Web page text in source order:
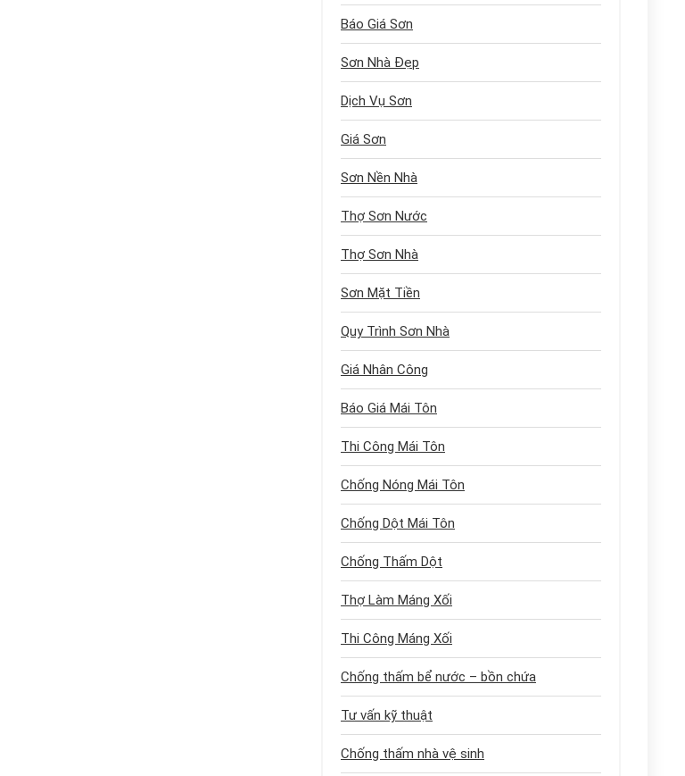
Báo Giá Sơn
Sơn Nhà Đẹp
Dịch Vụ Sơn
Giá Sơn
Sơn Nền Nhà
Thợ Sơn Nước
Thợ Sơn Nhà
Sơn Mặt Tiền
Quy Trình Sơn Nhà
Giá Nhân Công
Báo Giá Mái Tôn
Thi Công Mái Tôn
Chống Nóng Mái Tôn
Chống Dột Mái Tôn
Chống Thấm Dột
Thợ Làm Máng Xối
Thi Công Máng Xối
Chống thấm bể nước – bồn chứa
Tư vấn kỹ thuật
Chống thấm nhà vệ sinh